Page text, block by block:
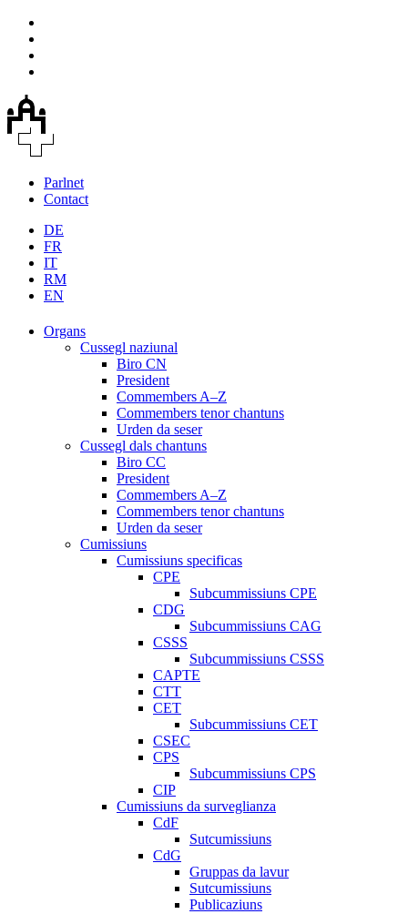
Parlnet
Contact
DE
FR
IT
RM
EN
Organs
Cussegl naziunal
Biro CN
President
Commembers A–Z
Commembers tenor chantuns
Urden da seser
Cussegl dals chantuns
Biro CC
President
Commembers A–Z
Commembers tenor chantuns
Urden da seser
Cumissiuns
Cumissiuns specificas
CPE
Subcummissiuns CPE
CDG
Subcummissiuns CAG
CSSS
Subcummissiuns CSSS
CAPTE
CTT
CET
Subcummissiuns CET
CSEC
CPS
Subcummissiuns CPS
CIP
Cumissiuns da surveglianza
CdF
Sutcumissiuns
CdG
Gruppas da lavur
Sutcumissiuns
Publicaziuns